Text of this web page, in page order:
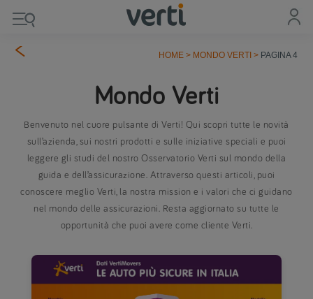
HOME> MONDO VERTI > PAGINA 4
Mondo Verti
Benvenuto nel cuore pulsante di Verti! Qui scopri tutte le novità
sull’azienda, sui nostri prodotti e sulle iniziative speciali e puoi
leggere gli studi del nostro Osservatorio Verti sul mondo della
guida e dell’assicurazione. Attraverso questi articoli, puoi
conoscere meglio Verti, la nostra mission e i valori che ci guidano
nel mondo delle assicurazioni. Resta aggiornato su tutte le
opportunità che puoi avere come cliente Verti.